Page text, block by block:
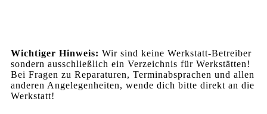
Wichtiger Hinweis: Wir sind keine Werkstatt-Betreiber
sondern ausschließlich ein Verzeichnis für Werkstätten!
Bei Fragen zu Reparaturen, Terminabsprachen und allen
anderen Angelegenheiten, wende dich bitte direkt an die
Werkstatt!